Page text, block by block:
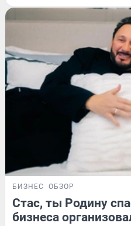
БИЗНЕС ОБЗОР
Стас, ты Родину
бизнеса